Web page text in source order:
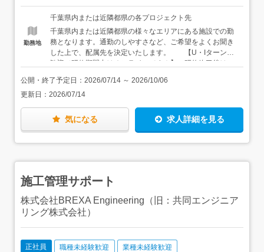
ていますので、機械に詳しくない方や電気の知識がない方
でも安心してチャレンジできます。＜検査＞検査の方に
は、建物や機械の非破壊検査や修理、書類作成などをお任
せします。非破壊検査とは、対象物を壊したり傷つけたり
することなく、その内部の欠陥や構造を調査すること。こ
ちらもチェックシートがありますので、未経験の方でも安
心です。【研修について】入社後は約1ヶ月の導入研修を
実施します。その後は、配属先でのOJT研修に移行し、実
際の業務を学んでいきます。もちろん教育担当となる先輩
社員が、皆さんの成長をイチからサポートしていきますの
で、安心してください！【ひとり立ち後は…】一通り業務
を覚えた後は、資格取得にもチャレンジしていきましょ
キストや願書を無料で配布しています！資格取得後は、資
ていますので、ぜひチャレンジしてみてくださいね！
れる安定したスキルを身につけています。豊富な育成ノウ
応援します！
ます。【年収例】年収450万円：30歳／未経験入社4年目
（賞与・残業代・資格手当・各種手当含む）
勤務地
千葉県内または近隣都県の各プロジェクト先
千葉県内または近隣都県の様々なエリアにある施設での勤
務となります。通勤のしやすさなど、ご希望をよくお聞き
した上で、配属先を決定いたします。 【U・Iターン大
歓迎／研修期間中はオンラインです！】 研修終了後は、
きの単身用社宅有】 お住まいから通勤が難しい方は、家
具・家電付きの単身用社宅を利用することもできます。初
期費用や引越費用を会社が負担するうえ、家賃半額補助
（地域別に上限あり）もあるので、最小限の出費に抑え
て、新しい仕事・新しい生活を始められます。
公開・終了予定日： 2026/07/14 ～ 2026/10/06
更新日： 2026/07/14
気になる 求人詳細を見る
施工管理サポート
株式会社BREXA Engineering（旧：共同エンジニア
リング株式会社）
正社員 職種未経験歓迎 業種未経験歓迎